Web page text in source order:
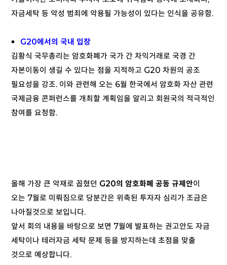
자금세탁 등 악성 범죄에 악용될 가능성이 있다는 인식을 공유함.
G20에서의 국내 입장
김황식 국무총리는 암호화폐가 국가 간 차익거래로 국경 간
자본이동이 생길 수 있다는 점을 지적하고 G20 차원의 공조
필요성을 강조. 이와 관련해 오는 6월 한국에서 암호화 자산 관련
국제금융 콘퍼런스를 개최할 계획임을 알리고 회원국의 적극적인
참여를 요청함.
올해 가장 큰 악재로 꼽혔던 G20의 암호화폐 공동 규제안이
오는 7월로 미뤄짐으로 당분간은 위축된 투자자 심리가 조금은
나아질것으로 보입니다.
앞서 회의 내용을 바탕으로 보면 7월에 발표하는 권고안도 자금
세탁이나 테러자금 세탁 문제 등을 방지하는데 초점을 맞출
것으로 예상합니다.